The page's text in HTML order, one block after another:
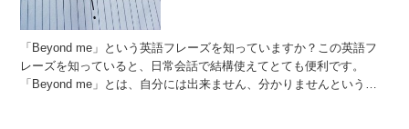
「Beyond me」という英語フレーズを知っていますか？この英語フ
レーズを知っていると、日常会話で結構使えてとても便利です。
「Beyond me」とは、自分には出来ません、分かりませんというこ